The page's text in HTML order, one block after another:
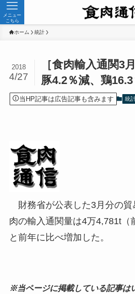
メニュー
こちら
ホーム 統計
［食肉輸入通関3
豚4.2％減、鶏
2018
4/27
当HP記事は広告記事も含みます 統
財務省が公表した3月分の貿
肉の輸入通関量は4万4,781t（
と前年に比べ増加した。
※当ページに掲載している記事は